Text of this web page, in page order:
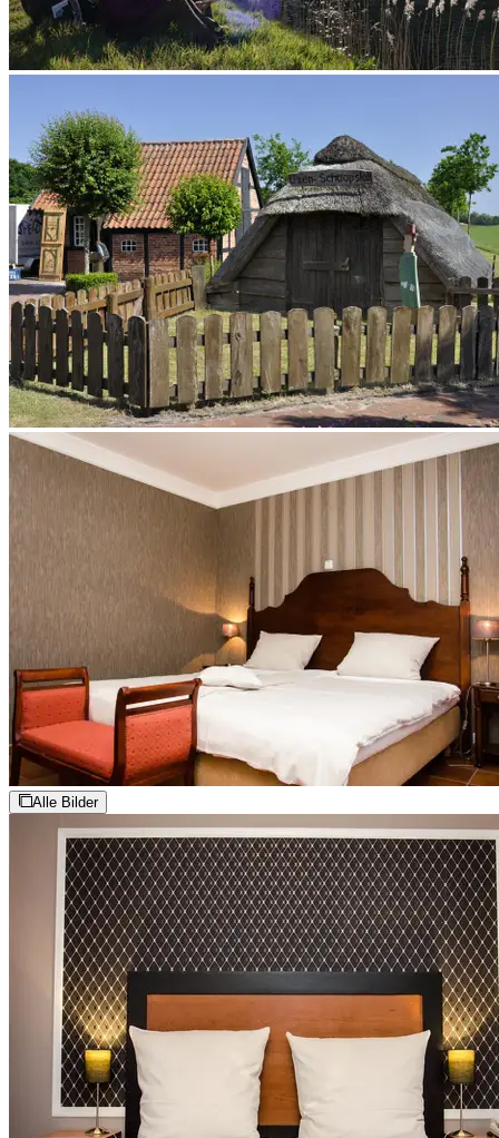
Alle Bilder